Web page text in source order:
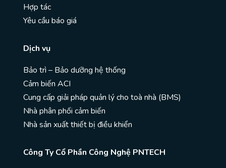
Hợp tác
Yêu cầu báo giá
Dịch vụ
Bảo trì – Bảo dưỡng hệ thống
Cảm biến ACI
Cung cấp giải pháp quản lý cho toà nhà (BMS)
Nhà phân phối cảm biến
Nhà sản xuất thiết bị điều khiển
Công Ty Cổ Phần Công Nghệ PNTECH